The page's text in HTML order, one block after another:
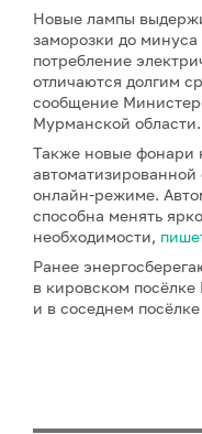
Новые лампы
заморозки до
потребление
отличаются долгим
сообщение
Мурманской области.
Также новые фонари
онлайн-режиме.
способна менять
необходимости,
Ранее
в кировском
и в соседнем